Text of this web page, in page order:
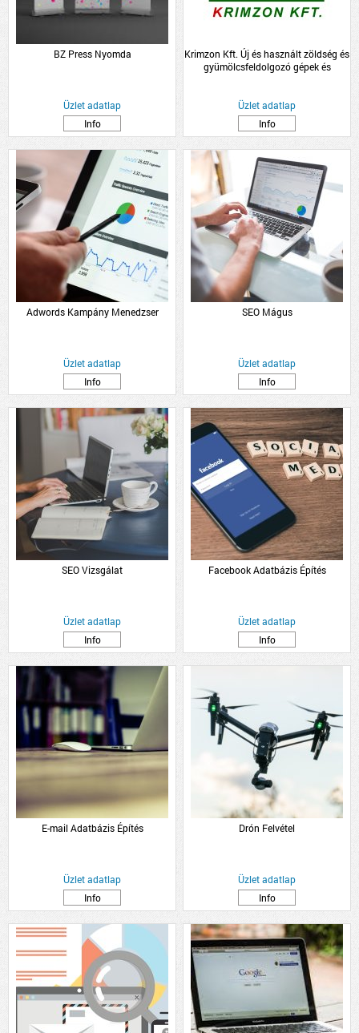
BZ Press Nyomda
Üzlet adatlap
Info
Krimzon Kft. Új és használt zöldség és
gyümölcsfeldolgozó gépek és
Üzlet adatlap
Info
Adwords Kampány Menedzser
Üzlet adatlap
Info
SEO Mágus
Üzlet adatlap
Info
SEO Vizsgálat
Üzlet adatlap
Info
Facebook Adatbázis Építés
Üzlet adatlap
Info
E-mail Adatbázis Építés
Üzlet adatlap
Info
Drón Felvétel
Üzlet adatlap
Info